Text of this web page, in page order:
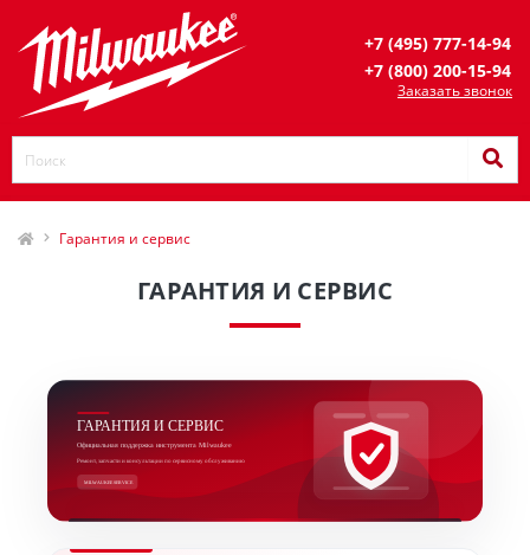
+7 (495) 777-14-94
+7 (800) 200-15-94
Заказать звонок
Гарантия и сервис
ГАРАНТИЯ И СЕРВИС